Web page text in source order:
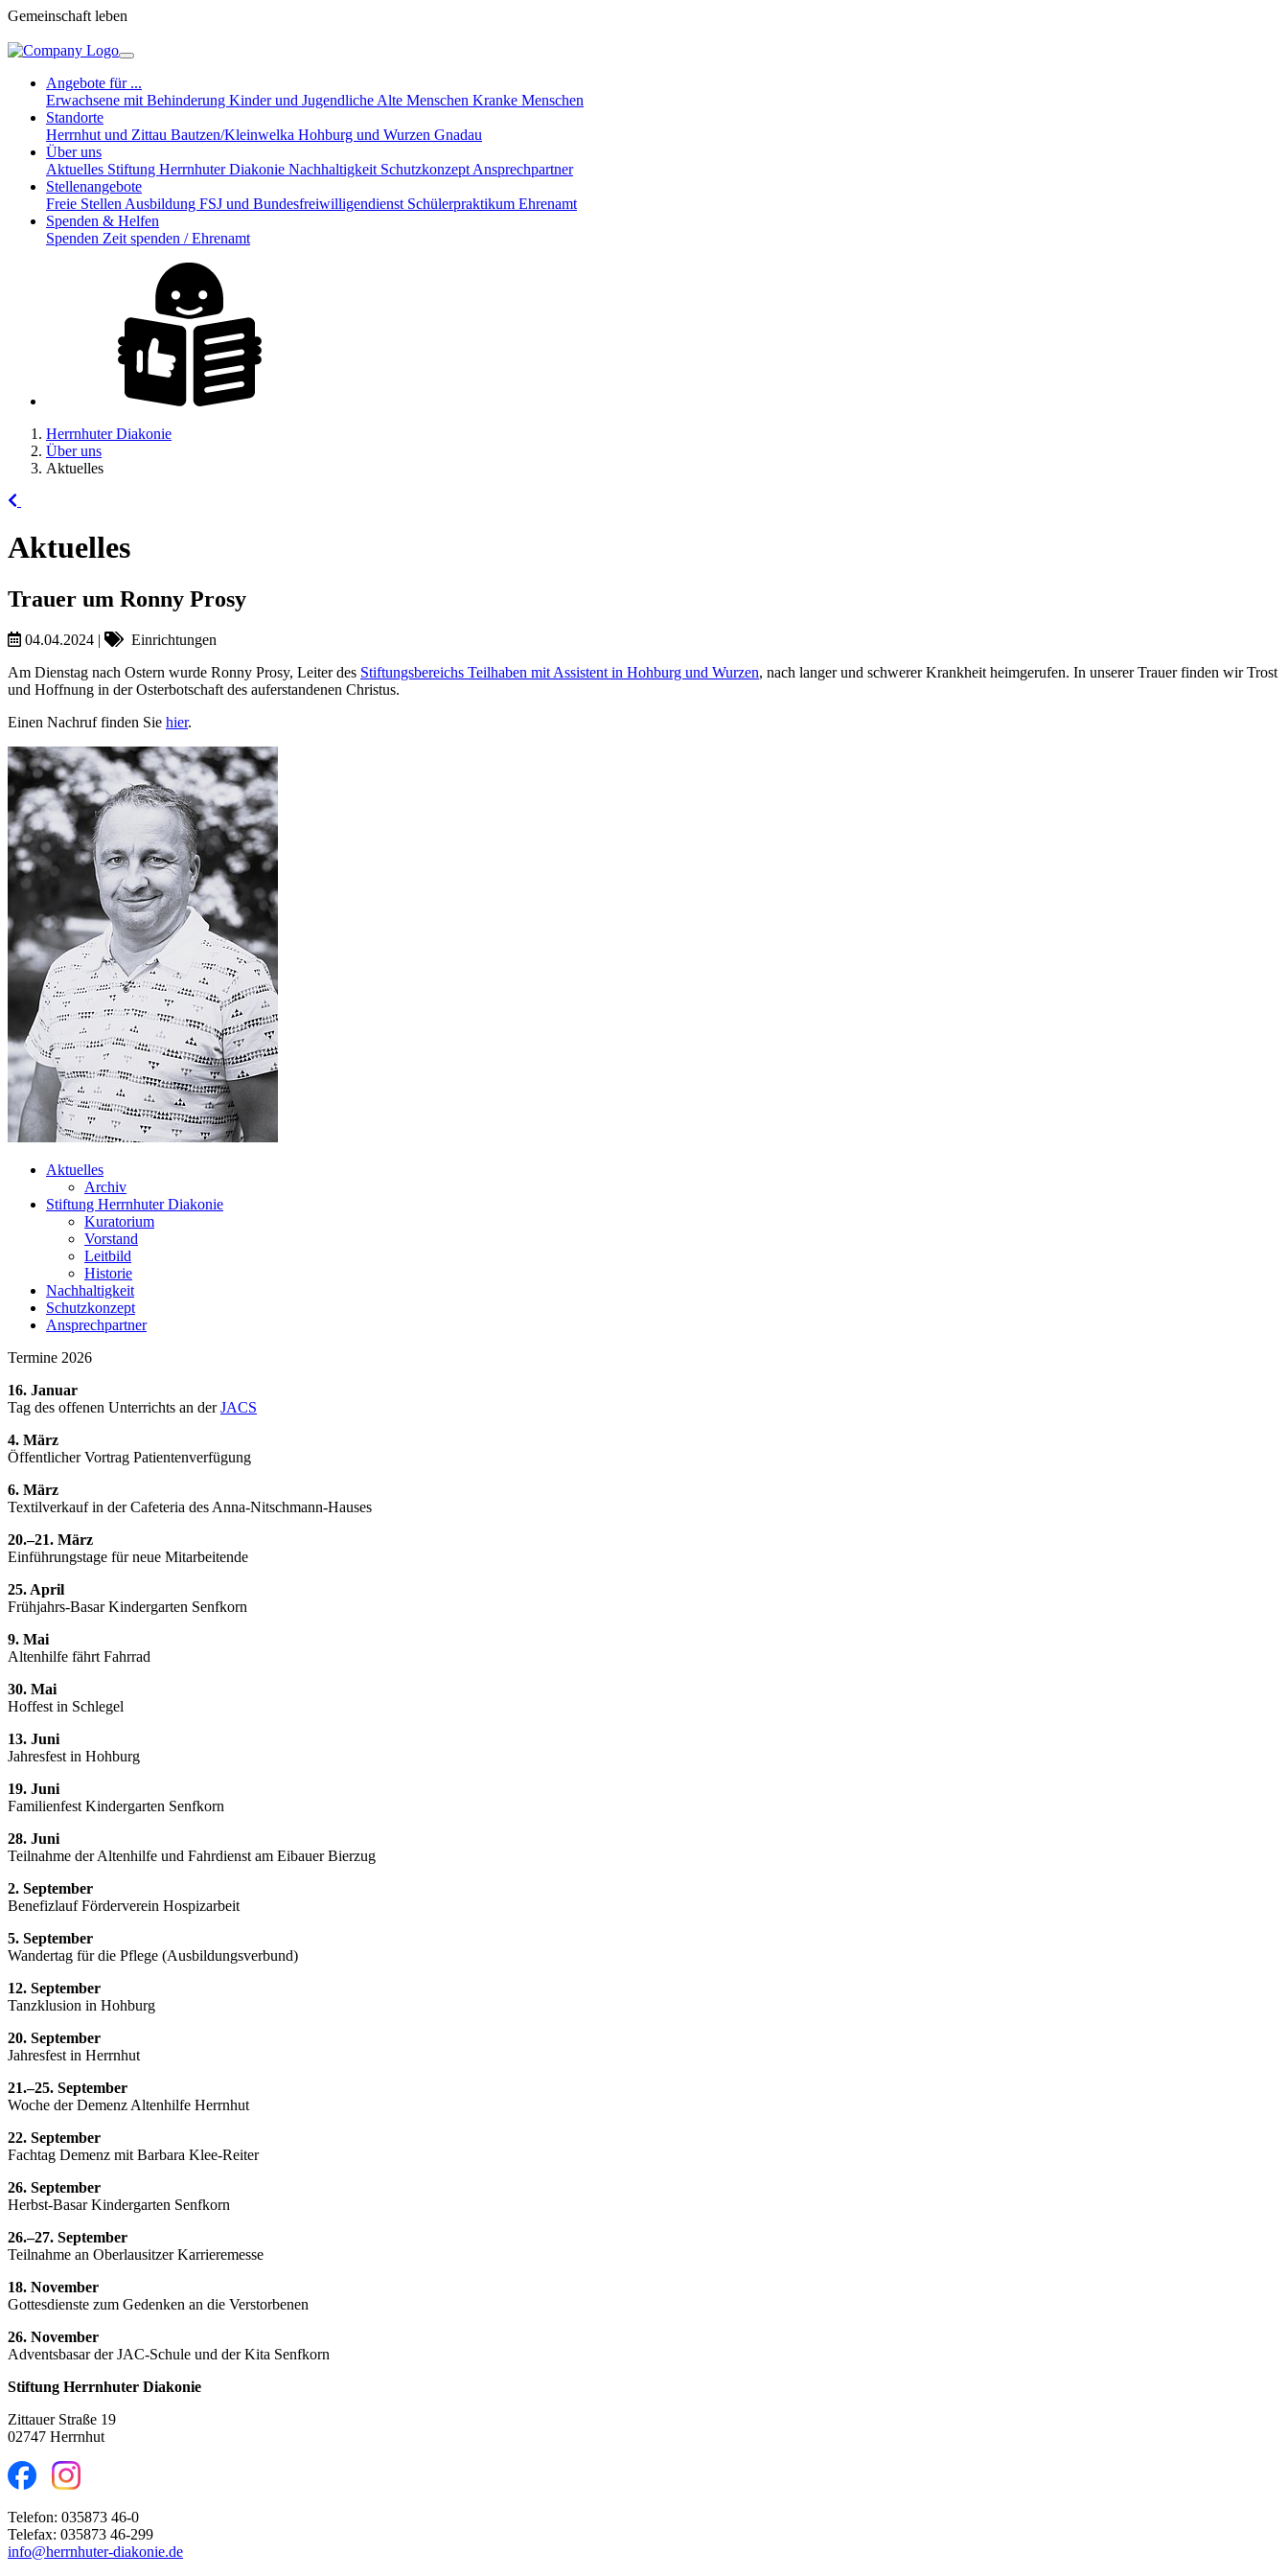
Gemeinschaft leben
Angebote für ...
Erwachsene mit Behinderung Kinder und Jugendliche Alte Menschen Kranke Menschen
Standorte
Herrnhut und Zittau Bautzen/Kleinwelka Hohburg und Wurzen Gnadau
Über uns
Aktuelles Stiftung Herrnhuter Diakonie Nachhaltigkeit Schutzkonzept Ansprechpartner
Stellenangebote
Freie Stellen Ausbildung FSJ und Bundesfreiwilligendienst Schülerpraktikum Ehrenamt
Spenden & Helfen
Spenden Zeit spenden / Ehrenamt
Herrnhuter Diakonie
Über uns
Aktuelles
Aktuelles
Trauer um Ronny Prosy
04.04.2024 |
Einrichtungen
Am Dienstag nach Ostern wurde Ronny Prosy, Leiter des Stiftungsbereichs Teilhaben mit Assistent in Hohburg und Wurzen, nach langer und schwerer Krankheit heimgerufen. In unserer Trauer finden wir Trost
und Hoffnung in der Osterbotschaft des auferstandenen Christus.
Einen Nachruf finden Sie hier.
Aktuelles
Archiv
Stiftung Herrnhuter Diakonie
Kuratorium
Vorstand
Leitbild
Historie
Nachhaltigkeit
Schutzkonzept
Ansprechpartner
Termine 2026
16. Januar
Tag des offenen Unterrichts an derJACS
4. März
Öffentlicher Vortrag Patientenverfügung
6. März
Textilverkauf in der Cafeteria des Anna-Nitschmann-Hauses
20.–21. März
Einführungstage für neue Mitarbeitende
25. April
Frühjahrs-Basar Kindergarten Senfkorn
9. Mai
Altenhilfe fährt Fahrrad
30. Mai
Hoffest in Schlegel
13. Juni
Jahresfest in Hohburg
19. Juni
Familienfest Kindergarten Senfkorn
28. Juni
Teilnahme der Altenhilfe und Fahrdienst am Eibauer Bierzug
2. September
Benefizlauf Förderverein Hospizarbeit
5. September
Wandertag für die Pflege (Ausbildungsverbund)
12. September
Tanzklusion in Hohburg
20. September
Jahresfest in Herrnhut
21.–25. September
Woche der Demenz Altenhilfe Herrnhut
22. September
Fachtag Demenz mit Barbara Klee-Reiter
26. September
Herbst-Basar Kindergarten Senfkorn
26.–27. September
Teilnahme an Oberlausitzer Karrieremesse
18. November
Gottesdienste zum Gedenken an die Verstorbenen
26. November
Adventsbasar der JAC-Schule und der Kita Senfkorn
Stiftung Herrnhuter Diakonie
Zittauer Straße 19
02747 Herrnhut
Telefon: 035873 46-0
Telefax: 035873 46-299
info@herrnhuter-diakonie.de